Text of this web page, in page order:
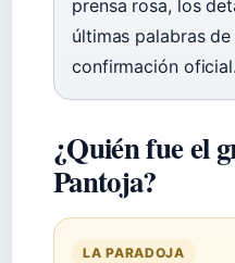
prensa rosa, los
últimas palabras
confirmación oficial.
¿Quién fue el
Pantoja?
LA PARADOJA